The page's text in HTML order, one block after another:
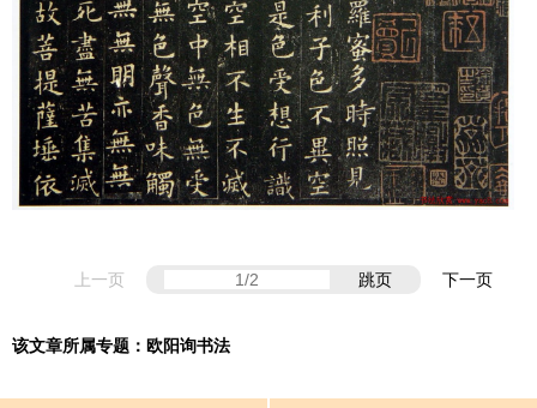
上一页 跳页 下一页
该文章所属专题： 欧阳询书法